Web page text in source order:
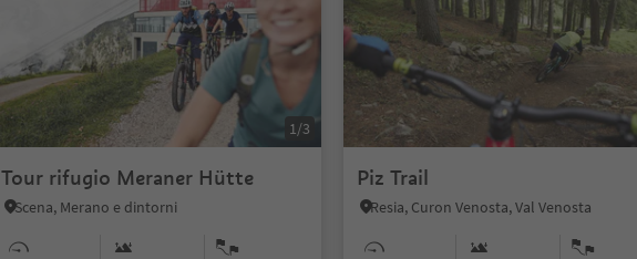
1/3
Tour rifugio Meraner Hütte
Scena, Merano e dintorni
Piz Trail
Resia, Curon Venosta, Val Venosta